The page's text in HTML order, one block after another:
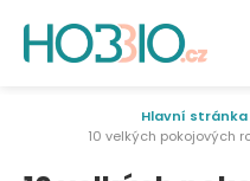
Hlavní stránka
10 velkých pokojových